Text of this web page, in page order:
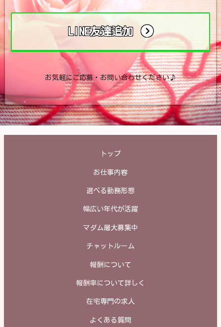
LINE友達追加
お気軽にご応募・お問い合わせください♪
トップ
お仕事内容
選べる勤務形態
幅広い年代が活躍
マダム層大募集中
チャットルーム
報酬について
報酬率について詳しく
在宅専門の求人
よくある質問